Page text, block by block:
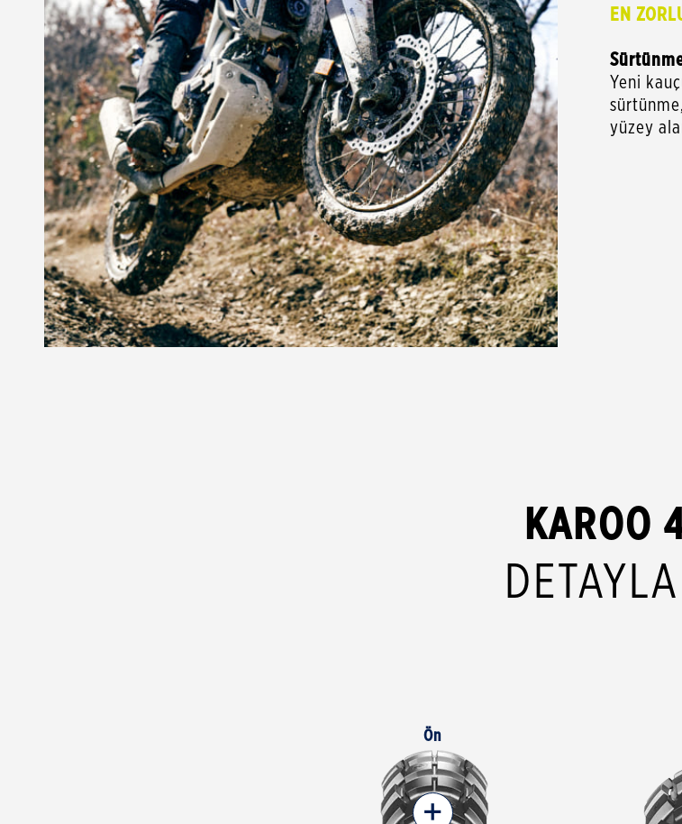
EN
Yeni
yüzey
KAROO
Ön
+